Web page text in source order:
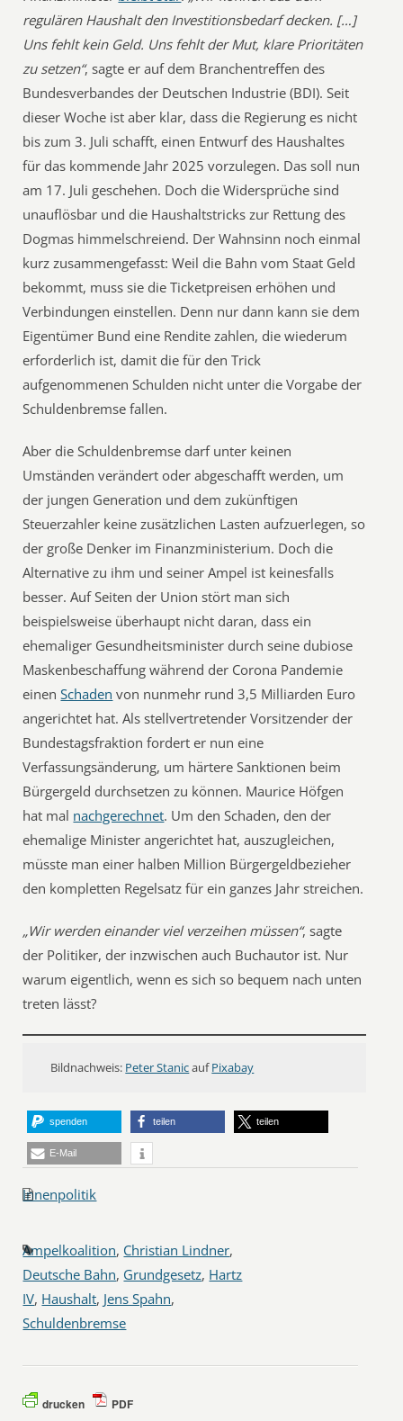
regulären Haushalt den Investitionsbedarf decken. […]
Uns fehlt kein Geld. Uns fehlt der Mut, klare Prioritäten
zu setzen“, sagte er auf dem Branchentreffen des
Bundesverbandes der Deutschen Industrie (BDI). Seit
dieser Woche ist aber klar, dass die Regierung es nicht
bis zum 3. Juli schafft, einen Entwurf des Haushaltes
für das kommende Jahr 2025 vorzulegen. Das soll nun
am 17. Juli geschehen. Doch die Widersprüche sind
unauflösbar und die Haushaltstricks zur Rettung des
Dogmas himmelschreiend. Der Wahnsinn noch einmal
kurz zusammengefasst: Weil die Bahn vom Staat Geld
bekommt, muss sie die Ticketpreisen erhöhen und
Verbindungen einstellen. Denn nur dann kann sie dem
Eigentümer Bund eine Rendite zahlen, die wiederum
erforderlich ist, damit die für den Trick
aufgenommenen Schulden nicht unter die Vorgabe der
Schuldenbremse fallen.
Aber die Schuldenbremse darf unter keinen
Umständen verändert oder abgeschafft werden, um
der jungen Generation und dem zukünftigen
Steuerzahler keine zusätzlichen Lasten aufzuerlegen, so
der große Denker im Finanzministerium. Doch die
Alternative zu ihm und seiner Ampel ist keinesfalls
besser. Auf Seiten der Union stört man sich
beispielsweise überhaupt nicht daran, dass ein
ehemaliger Gesundheitsminister durch seine dubiose
Maskenbeschaffung während der Corona Pandemie
einenSchaden von nunmehr rund 3,5 Milliarden Euro
angerichtet hat. Als stellvertretender Vorsitzender der
Bundestagsfraktion fordert er nun eine
Verfassungsänderung, um härtere Sanktionen beim
Bürgergeld durchsetzen zu können. Maurice Höfgen
hat mal nachgerechnet. Um den Schaden, den der
ehemalige Minister angerichtet hat, auszugleichen,
müsste man einer halben Million Bürgergeldbezieher
den kompletten Regelsatz für ein ganzes Jahr streichen.
„Wir werden einander viel verzeihen müssen“, sagte
der Politiker, der inzwischen auch Buchautor ist. Nur
warum eigentlich, wenn es sich so bequem nach unten
treten lässt?
Bildnachweis: Peter StanicaufPixabay
spenden teilen teilen
E-Mail
Innenpolitik
Ampelkoalition, Christian Lindner,
Deutsche Bahn, Grundgesetz, Hartz
IV, Haushalt, Jens Spahn,
Schuldenbremse
drucken PDF